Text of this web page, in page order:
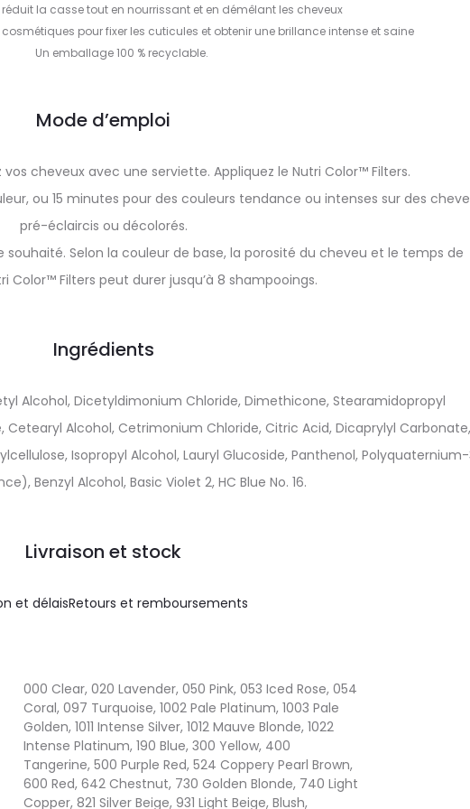
la casse tout en nourrissant et en démêlant les cheveux
pour fixer les cuticules et obtenir une brillance intense et saine
Un emballage 100 % recyclable.
Mode d’emploi
cheveux avec une serviette. Appliquez le Nutri Color™ Filters.
ou 15 minutes pour des couleurs tendance ou intenses sur des
pré-éclaircis ou décolorés.
Selon la couleur de base, la porosité du cheveu et le temps de
Color™ Filters peut durer jusqu’à 8 shampooings.
Ingrédients
Alcohol, Dicetyldimonium Chloride, Dimethicone, Stearamidopropyl
Alcohol, Cetrimonium Chloride, Citric Acid, Dicaprylyl
Isopropyl Alcohol, Lauryl Glucoside, Panthenol,
Benzyl Alcohol, Basic Violet 2, HC Blue No. 16.
Livraison et stock
et délaisRetours et remboursements
000 Clear, 020 Lavender, 050 Pink, 053 Iced Rose, 054
Coral, 097 Turquoise, 1002 Pale Platinum, 1003 Pale
Golden, 1011 Intense Silver, 1012 Mauve Blonde, 1022
Intense Platinum, 190 Blue, 300 Yellow, 400
Tangerine, 500 Purple Red, 524 Coppery Pearl Brown,
600 Red, 642 Chestnut, 730 Golden Blonde, 740 Light
Copper, 821 Silver Beige, 931 Light Beige, Blush,